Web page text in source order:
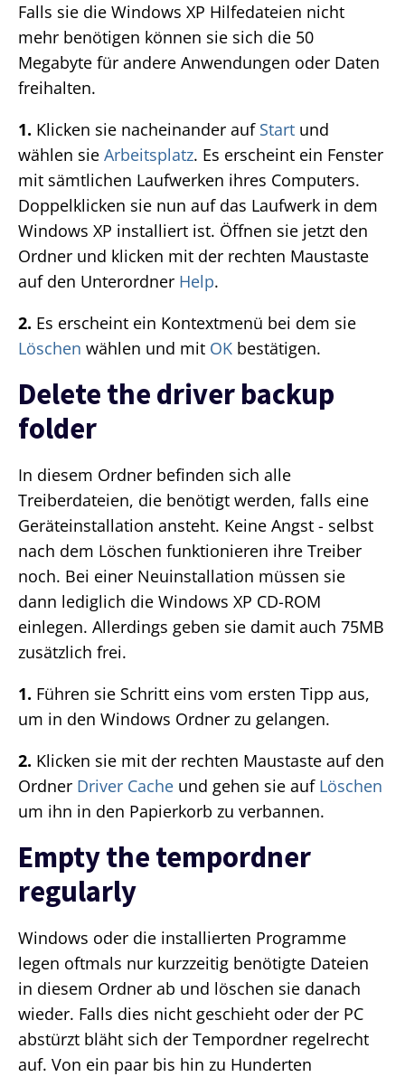
Falls sie die Windows XP Hilfedateien nicht
mehr benötigen können sie sich die 50
Megabyte für andere Anwendungen oder Daten
freihalten.
1. Klicken sie nacheinander auf Start und
wählen sie Arbeitsplatz. Es erscheint ein Fenster
mit sämtlichen Laufwerken ihres Computers.
Doppelklicken sie nun auf das Laufwerk in dem
Windows XP installiert ist. Öffnen sie jetzt den
Ordner und klicken mit der rechten Maustaste
auf den Unterordner Help.
2. Es erscheint ein Kontextmenü bei dem sie
Löschen wählen und mit OK bestätigen.
Delete the driver backup
folder
In diesem Ordner befinden sich alle
Treiberdateien, die benötigt werden, falls eine
Geräteinstallation ansteht. Keine Angst - selbst
nach dem Löschen funktionieren ihre Treiber
noch. Bei einer Neuinstallation müssen sie
dann lediglich die Windows XP CD-ROM
einlegen. Allerdings geben sie damit auch 75MB
zusätzlich frei.
1. Führen sie Schritt eins vom ersten Tipp aus,
um in den Windows Ordner zu gelangen.
2. Klicken sie mit der rechten Maustaste auf den
Ordner Driver Cache und gehen sie auf Löschen
um ihn in den Papierkorb zu verbannen.
Empty the tempordner
regularly
Windows oder die installierten Programme
legen oftmals nur kurzzeitig benötigte Dateien
in diesem Ordner ab und löschen sie danach
wieder. Falls dies nicht geschieht oder der PC
abstürzt bläht sich der Tempordner regelrecht
auf. Von ein paar bis hin zu Hunderten